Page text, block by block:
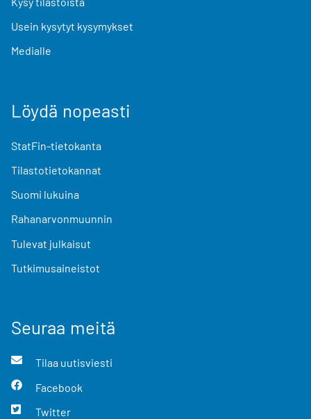
Usein kysytyt kysymykset
Medialle
Löydä nopeasti
StatFin-tietokanta
Tilastotietokannat
Suomi lukuina
Rahanarvonmuunnin
Tulevat julkaisut
Tutkimusaineistot
Seuraa meitä
Tilaa uutisviesti
Facebook
Twitter